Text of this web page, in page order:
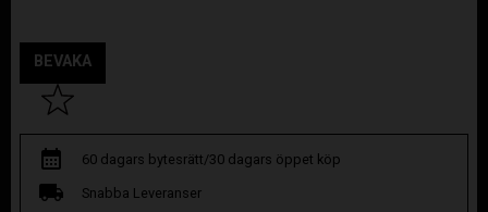
Lägg till i favoriter
BEVAKA
60 dagars bytesrätt/30 dagars öppet köp
Snabba Leveranser